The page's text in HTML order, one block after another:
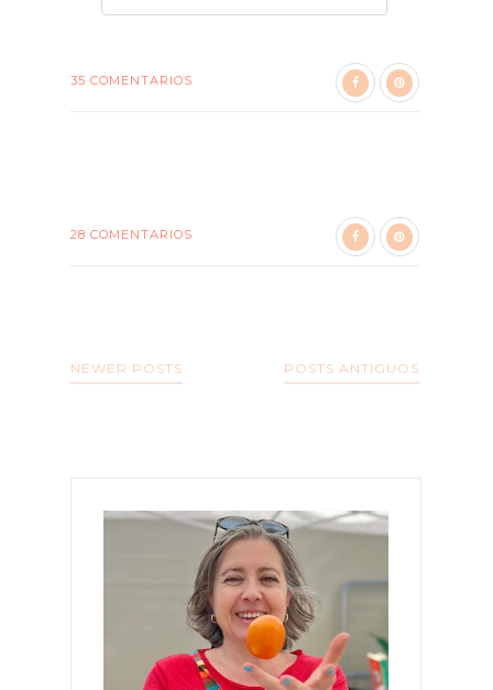
35 COMENTARIOS
28 COMENTARIOS
NEWER POSTS POSTS ANTIGUOS